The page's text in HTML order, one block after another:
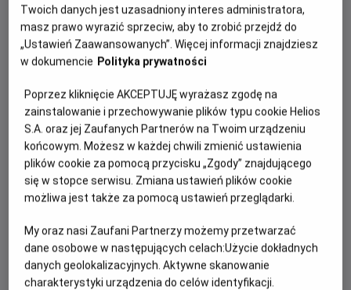
OPIS WYDARZENIA
Mecz półfinałowy Mistrzostw Świata w Piłce Nożnej:
Rywalizacja o tytuł najlepszej piłkarskiej reprezentacji
świata dobiega końca. Ten turniej na pewno zapadnie w
pamięć kibicom z wielu względów, nie tylko tych
sportowych.
Kto zdobędzie legendarny Puchar Świata? Przekonamy się
CENNIK
Twoich danych jest uzasadniony interes administratora,
masz prawo wyrazić sprzeciw, aby to zrobić przejdź do
„Ustawień Zaawansowanych”. Więcej informacji znajdziesz
w dokumencie Polityka prywatności
Poprzez kliknięcie AKCEPTUJĘ wyrażasz zgodę na
zainstalowanie i przechowywanie plików typu cookie Helios
S.A. oraz jej Zaufanych Partnerów na Twoim urządzeniu
końcowym. Możesz w każdej chwili zmienić ustawienia
plików cookie za pomocą przycisku „Zgody” znajdującego
się w stopce serwisu. Zmiana ustawień plików cookie
możliwa jest także za pomocą ustawień przeglądarki.
My oraz nasi Zaufani Partnerzy możemy przetwarzać
dane osobowe w następujących celach:Użycie dokładnych
danych geolokalizacyjnych. Aktywne skanowanie
charakterystyki urządzenia do celów identyfikacji.